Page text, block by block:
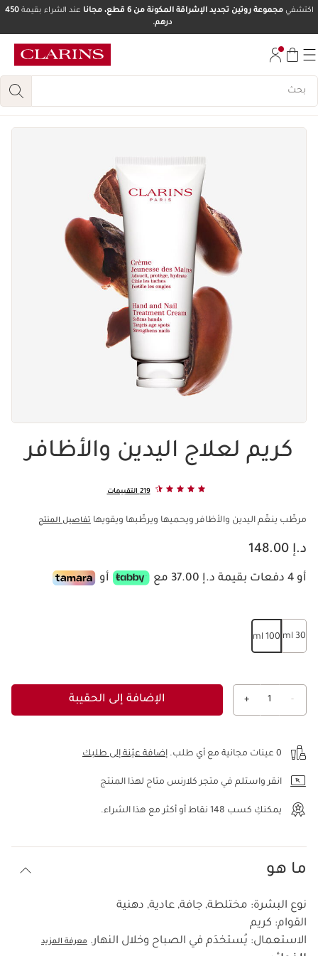
انتقل إلى أسفل الصفحة
اكتشفيمجموعة روتين تجديد الإشراقة المكونة من 6 قطع، مجانا عند الشراء بقيمة450
درهم.
كريم لعلاج اليدين والأظافر
219 التقييمات
مرطِّب ينعِّم اليدين والأظافر ويحميها ويرطِّبها ويقويها تفاصيل المنتج
السعر الحالي هو د.إ 148.00
د.إ 148.00
أو 4 دفعات بقيمة د.إ 37.00 مع أو
30 ml
100 ml
-
1
+ الإضافة إلى الحقيبة
0 عينات مجانية مع أي طلب. إضافة عيّنة إلى طلبك
انقر واستلم في متجر كلارنس متاح لهذا المنتج
يمكنكِ كسب 148 نقاط أو أكثر مع هذا الشراء.
ما هو
نوع البشرة: مختلطة, جافة, عادية, دهنية
القوام: كريم
الاستعمال: يُستخدَم في الصباح وخلال النهار. معرفة المزيد